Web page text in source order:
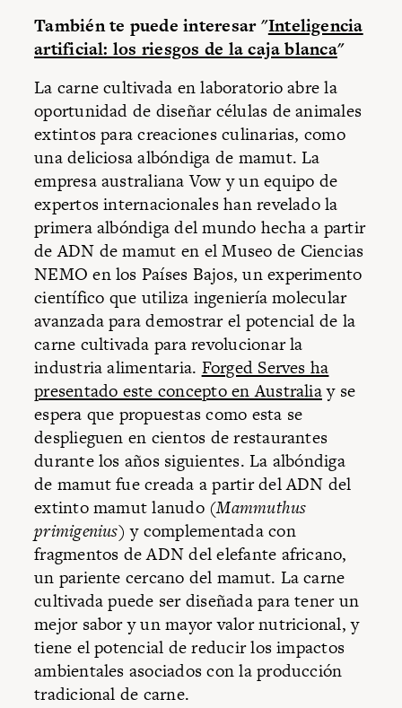
También te puede interesar "Inteligencia
artificial: los riesgos de la caja blanca"
La carne cultivada en laboratorio abre la
oportunidad de diseñar células de animales
extintos para creaciones culinarias, como
una deliciosa albóndiga de mamut. La
empresa australiana Vow y un equipo de
expertos internacionales han revelado la
primera albóndiga del mundo hecha a partir
de ADN de mamut en el Museo de Ciencias
NEMO en los Países Bajos, un experimento
científico que utiliza ingeniería molecular
avanzada para demostrar el potencial de la
carne cultivada para revolucionar la
industria alimentaria. Forged Serves ha
presentado este concepto en Australiay se
espera que propuestas como esta se
desplieguen en cientos de restaurantes
durante los años siguientes. La albóndiga
de mamut fue creada a partir del ADN del
extinto mamut lanudo (Mammuthus
primigenius) y complementada con
fragmentos de ADN del elefante africano,
un pariente cercano del mamut. La carne
cultivada puede ser diseñada para tener un
mejor sabor y un mayor valor nutricional, y
tiene el potencial de reducir los impactos
ambientales asociados con la producción
tradicional de carne.